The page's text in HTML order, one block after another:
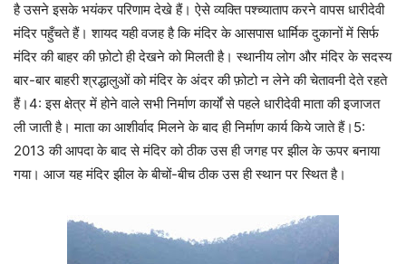
है उसने इसके भयंकर परिणाम देखे हैं। ऐसे व्यक्ति पश्च्याताप करने वापस धारीदेवी
मंदिर पहुँचते हैं। शायद यही वजह है कि मंदिर के आसपास धार्मिक दुकानों में सिर्फ
मंदिर की बाहर की फ़ोटो ही देखने को मिलती है। स्थानीय लोग और मंदिर के सदस्य
बार-बार बाहरी श्रद्धालुओं को मंदिर के अंदर की फ़ोटो न लेने की चेतावनी देते रहते
हैं।4: इस क्षेत्र में होने वाले सभी निर्माण कार्यों से पहले धारीदेवी माता की इजाजत
ली जाती है। माता का आशीर्वाद मिलने के बाद ही निर्माण कार्य किये जाते हैं।5:
2013 की आपदा के बाद से मंदिर को ठीक उस ही जगह पर झील के ऊपर बनाया
गया। आज यह मंदिर झील के बीचों-बीच ठीक उस ही स्थान पर स्थित है।